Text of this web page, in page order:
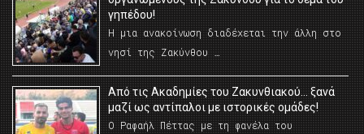
γηπέδου!
Η μια ανακοίνωση διαδέχεται την άλλη στο
νησί της Ζακύνθου …
Από τις Ακαδημίες του Ζακυνθιακού… ξανά
μαζί ως αντίπαλοι με ιστορικές ομάδες!
Ο Ραφαήλ Πέττας με τη φανέλα του